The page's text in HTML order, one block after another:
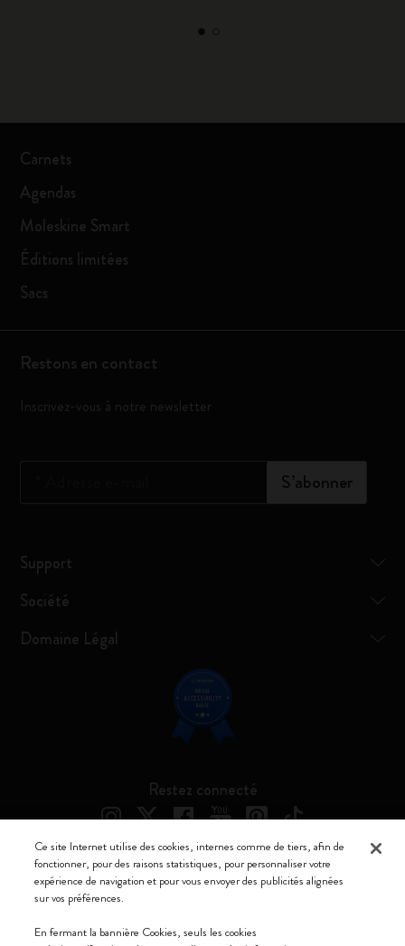
Carnets
Agendas
Moleskine Smart
Éditions limitées
Sacs
Restons en contact
Inscrivez-vous à notre newsletter
S’abonner
Support
Société
Domaine Légal
Restez connecté
Moleskine ® est une marque enregistrée de Moleskine Srl a socio unico
Italia - P. IVA / CCIAA n. 07234480965 - REA MI 1945400 - Cap.
Ce site Internet utilise des cookies, internes comme de tiers, afin de
fonctionner, pour des raisons statistiques, pour personnaliser votre
expérience de navigation et pour vous envoyer des publicités alignées
sur vos préférences.
En fermant la bannière Cookies, seuls les cookies